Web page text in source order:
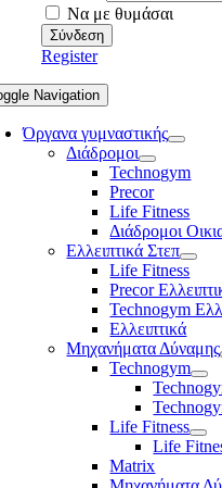
Να με θυμάσαι
Register
Navigation
Όργανα γυμναστικής
Διάδρομοι
Technogym
Precor
Life Fitness
Διάδρομοι
Ελλειπτικά Στεπ
Life Fitness
Precor
Technogym
Ελλειπτικά
Μηχανήματα Δύναμης
Technogym
Life Fitness
Life
Matrix